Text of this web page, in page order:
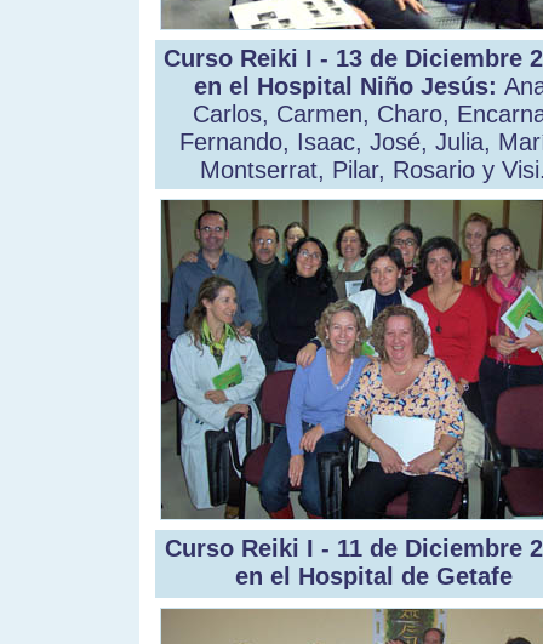
Curso Reiki I - 13 de Diciembre
en el Hospital Niño Jesús:
Carlos, Carmen, Charo,
Fernando, Isaac, José, Julia,
Montserrat, Pilar, Rosario y
Curso Reiki I - 11 de Diciembre
en el Hospital de Getafe